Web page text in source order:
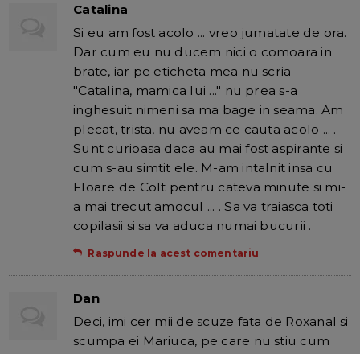
Catalina
Si eu am fost acolo ... vreo jumatate de ora.
Dar cum eu nu ducem nici o comoara in
brate, iar pe eticheta mea nu scria
"Catalina, mamica lui ..." nu prea s-a
inghesuit nimeni sa ma bage in seama. Am
plecat, trista, nu aveam ce cauta acolo ... .
Sunt curioasa daca au mai fost aspirante si
cum s-au simtit ele. M-am intalnit insa cu
Floare de Colt pentru cateva minute si mi-
a mai trecut amocul ... . Sa va traiasca toti
copilasii si sa va aduca numai bucurii .
Raspunde la acest comentariu
Dan
Deci, imi cer mii de scuze fata de Roxanal si
scumpa ei Mariuca, pe care nu stiu cum